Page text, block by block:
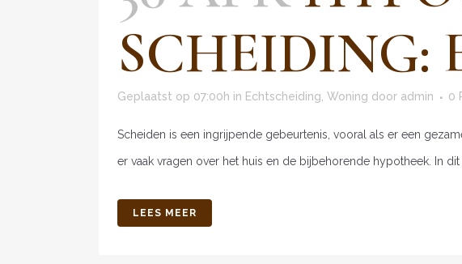
SCHEIDING:
Geplaatst op 07:00h in Echtscheiding Woning door admin 0
Scheiden is een ingrijpende gebeurtenis, vooral als er een
er vaak vragen over het huis en de bijbehorende hypotheek. In
LEES MEER